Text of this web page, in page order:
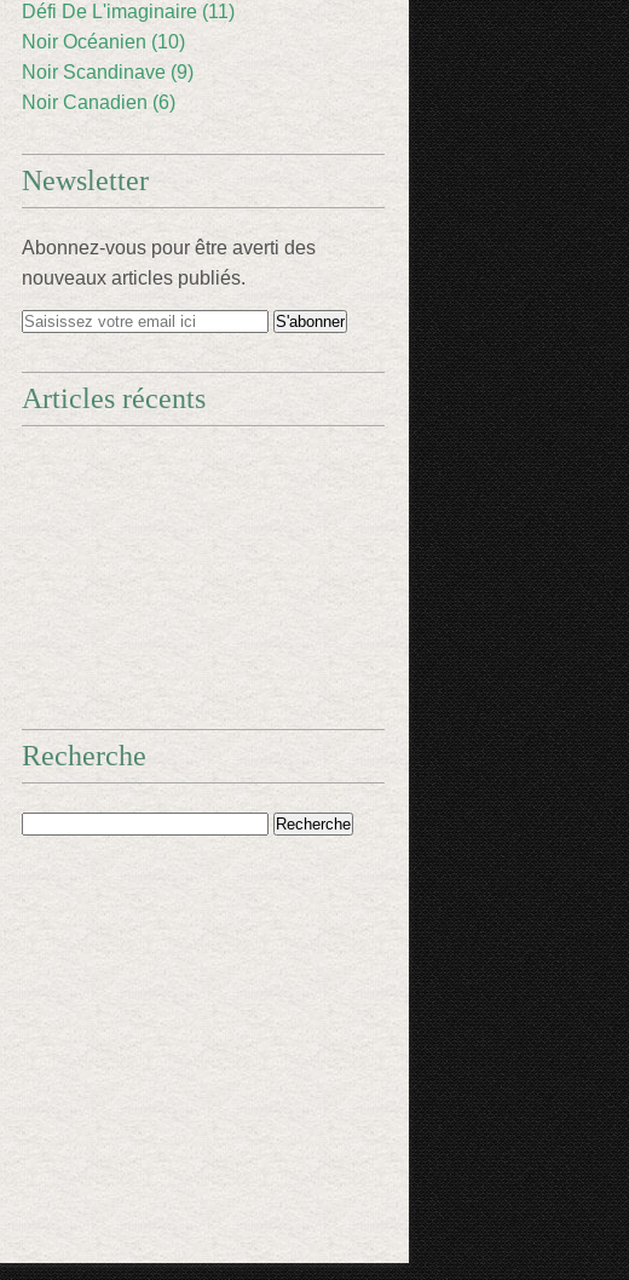
Défi De L'imaginaire (11)
Noir Océanien (10)
Noir Scandinave (9)
Noir Canadien (6)
Newsletter
Abonnez-vous pour être averti des
nouveaux articles publiés.
Articles récents
Recherche